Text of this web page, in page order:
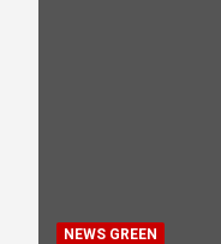
NEWS GREEN